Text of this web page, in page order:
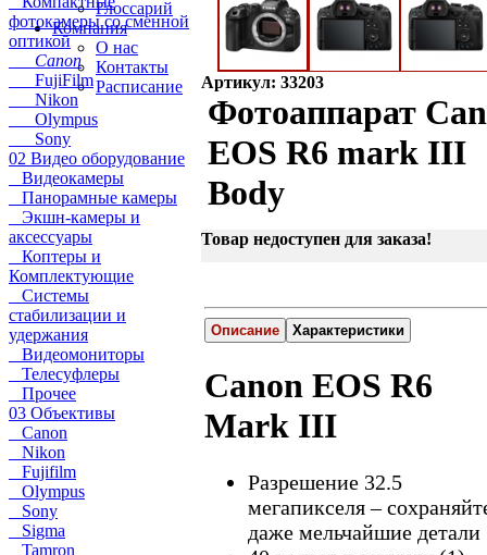
Глоссарий
Компания
О нас
Контакты
Расписание
фотокамеры со сменной
оптикой
Canon
FujiFilm
Nikon
Olympus
Sony
02 Видео оборудование
Видеокамеры
Панорамные камеры
Экшн-камеры и
аксессуары
Коптеры и
Комплектующие
Системы
стабилизации и
удержания
Видеомониторы
Телесуфлеры
Прочее
03 Объективы
Canon
Nikon
Fujifilm
Olympus
Sony
Sigma
Tamron
Артикул: 33203
Фотоаппарат
EOS R6 mark III
Body
Товар недоступен для заказа!
Описание Характеристики
Canon EOS R6
Mark III
Разрешение 32.5
мегапикселя –
даже мельчайшие детали